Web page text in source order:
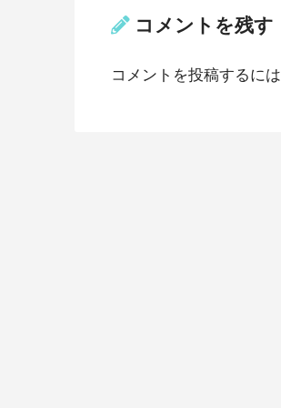
コメントを残す
コメントを投稿するには